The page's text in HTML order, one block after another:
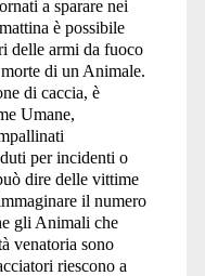
a sparare nei
è possibile
delle armi da fuoco
di un Animale.
di caccia, è
Umane,
per incidenti o
dire delle vittime
il numero
gli Animali che
venatoria sono
riescono a